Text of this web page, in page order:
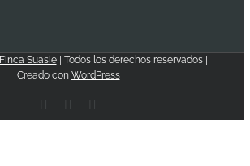
Finca Suasie| Todos los derechos reservados |
Creado con WordPress
Facebook
Email